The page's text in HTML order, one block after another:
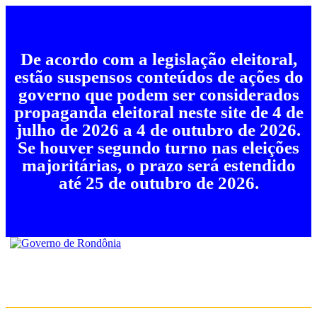
De acordo com a legislação eleitoral,
estão suspensos conteúdos de ações do
governo que podem ser considerados
propaganda eleitoral neste site de 4 de
julho de 2026 a 4 de outubro de 2026.
Se houver segundo turno nas eleições
majoritárias, o prazo será estendido
até 25 de outubro de 2026.